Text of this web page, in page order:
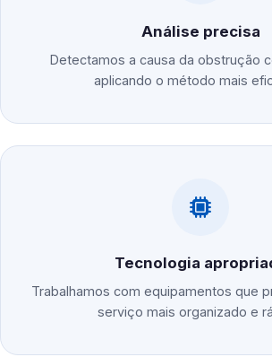
Análise precisa
Detectamos a causa da obstrução
aplicando o método mais
Tecnologia
Trabalhamos com equipamentos que
serviço mais organizado e